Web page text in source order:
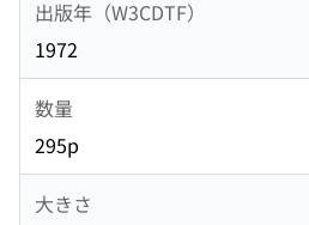
出版年（W3CDTF）
1972
数量
295p
大きさ